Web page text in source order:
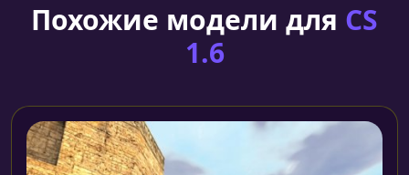
Похожие модели для CS
1.6